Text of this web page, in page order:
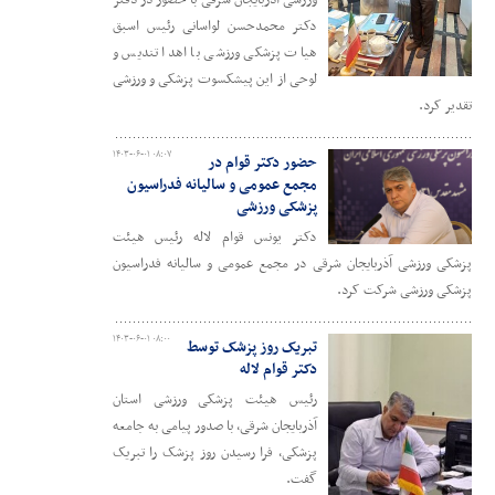
دکتر محمدحسن لواسانی رئیس اسبق
هیات پزشکی ورزشی با اهدا تندیس و
لوحی از این پیشکسوت پزشکی و ورزشی
تقدیر کرد.
۱۴۰۳-۰۶-۰۱ ۰۸:۰۷
حضور دکتر قوام در
مجمع عمومی و سالیانه فدراسیون
پزشکی ورزشی
دکتر یونس قوام لاله رئیس هیئت
پزشکی ورزشی آذربایجان شرقی در مجمع عمومی و سالیانه فدراسیون
پزشکی ورزشی شرکت کرد.
۱۴۰۳-۰۶-۰۱ ۰۸:۰۰
تبریک روز پزشک توسط
دکتر قوام لاله
رئیس هیئت پزشکی ورزشی استان
آذربایجان شرقی، با صدور پیامی به جامعه
پزشکی، فرا رسیدن روز پزشک را تبریک
گفت.